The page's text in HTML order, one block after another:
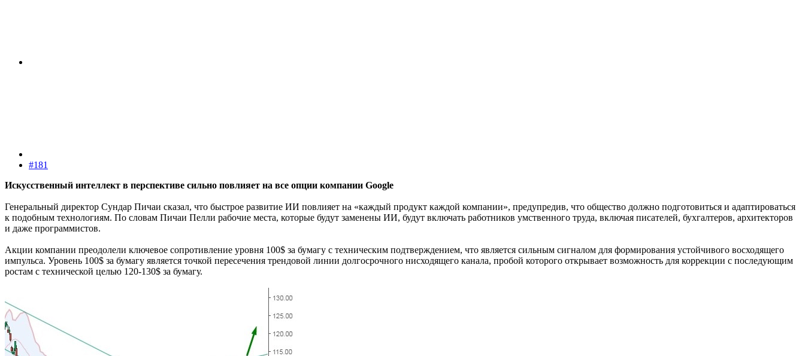
#181
Искусственный интеллект в перспективе сильно повлияет на все опции компании Google
Генеральный директор Сундар Пичаи сказал, что быстрое развитие ИИ повлияет на «каждый продукт каждой компании», предупредив, что общество должно подготовиться и адаптироваться
к подобным технологиям. По словам Пичаи Пелли рабочие места, которые будут заменены ИИ, будут включать работников умственного труда, включая писателей, бухгалтеров, архитекторов
и даже программистов.
Акции компании преодолели ключевое сопротивление уровня 100$ за бумагу с техническим подтверждением, что является сильным сигналом для формирования устойчивого восходящего
импульса. Уровень 100$ за бумагу является точкой пересечения трендовой линии долгосрочного нисходящего канала, пробой которого открывает возможность для коррекции с последующим
ростам с технической целью 120-130$ за бумагу.